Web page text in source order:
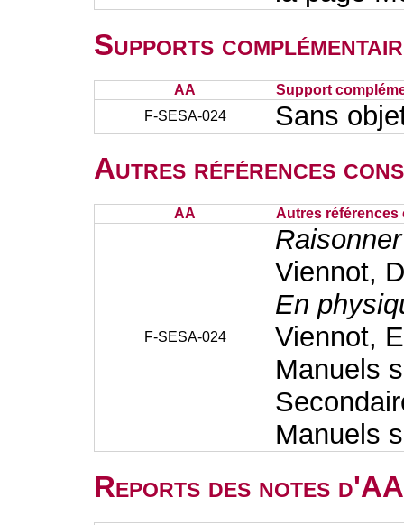
Supports
AA
Support
F-SESA-024
Sans
Autres références
AA Autres références
F-SESA-024
Viennot,
En
Viennot,
Manuels
Manuels
Reports des notes